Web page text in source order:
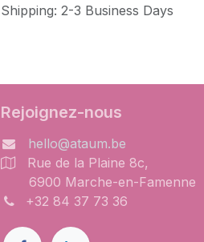
Shipping: 2-3 Business Days
Rejoignez-nous
hello@ataum.be
Rue de la Plaine 8c,
6900 Marche-en-Famenne
+32 84 37 73 36